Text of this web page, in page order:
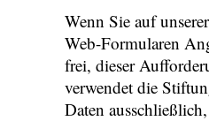
Wenn Sie auf
Web-Formularen
frei, dieser
verwendet die
Daten